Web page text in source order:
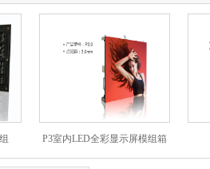
P3室内LED全彩显示屏模组箱